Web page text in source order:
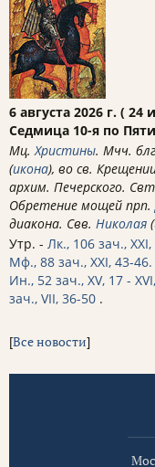
6 августа 2026 г. ( 24
Седмица 10-я по
Мц.Христины. Мчч.
(икона), во св.
архим. Печерского.
Обретение мощей прп.
диакона. Свв. Николая (
Утр. - Лк., 106 зач.,
Мф., 88 зач., XXI, 43-46.
Ин., 52 зач., XV, 17 -
зач., VII, 36-50 .
[Все новости]